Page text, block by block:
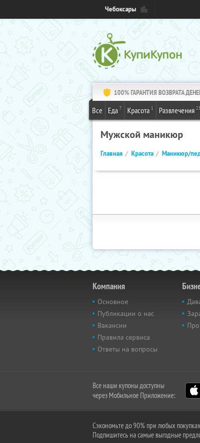
Чебоксары
100% ГАРАНТИЯ ВОЗВРАТА
Все Еда 7 Красота 1 Развлечения 25
Мужской маникюр
Главная Красота Маникюр/
Компания
Основное
Публикации о нас
Вакансии
Правила сервиса
Ответы на вопросы
Все наши купоны доступны
через Мобильное Приложение:
Сэкономьте до 90% при любых покупках
Подпишитесь на самые выгодные